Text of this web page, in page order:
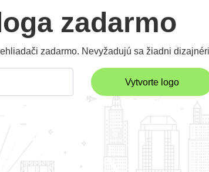
zadarmo
zadarmo. Nevyžadujú sa žiadni
Vytvorte logo